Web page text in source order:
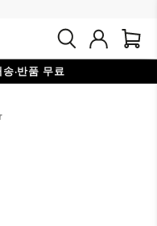
·반품 무료